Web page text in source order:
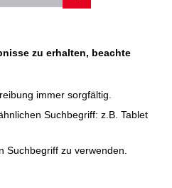
zu erhalten, beachte
immer sorgfältig.
Suchbegriff: z.B. Tablet
Suchbegriff zu verwenden.